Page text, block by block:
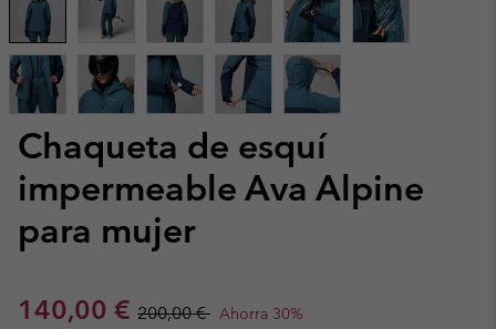
Chaqueta de esquí
impermeable Ava Alpine
para mujer
Sale price:
140,00 € Regular price:
200,00 € Ahorra 30%